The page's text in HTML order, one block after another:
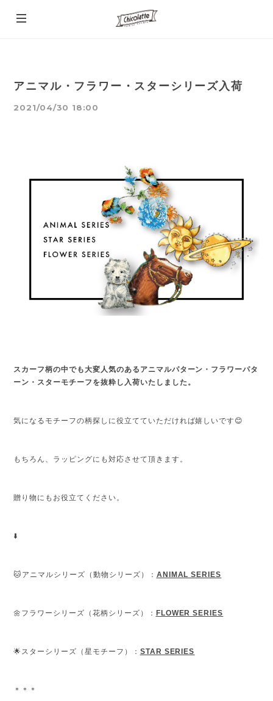
アニマル・フラワー・スターシリーズ入荷
2021/04/30 18:00
スカーフ柄の中でも大変人気のあるアニマルパターン・フラワーパタ
ーン・スターモチーフを抜粋し入荷いたしました。
気になるモチーフの柄探しに役立てていただければ嬉しいです😊
もちろん、ラッピングにも対応させて頂きます。
贈り物にもお役立てください。
⬇️
🐱アニマルシリーズ（動物シリーズ）： ANIMAL SERIES
🌼フラワーシリーズ（花柄シリーズ）： FLOWER SERIES
🌟スターシリーズ（星モチーフ）： STAR SERIES
＊＊＊